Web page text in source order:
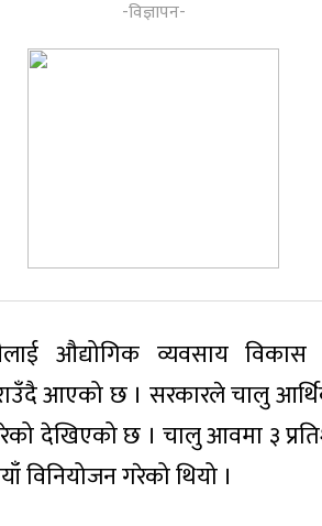
औद्योगिक व्यवसाय विकास
आएको छ । सरकारले चालु
देखिएको छ । चालु आवमा ३
विनियोजन गरेको थियो ।